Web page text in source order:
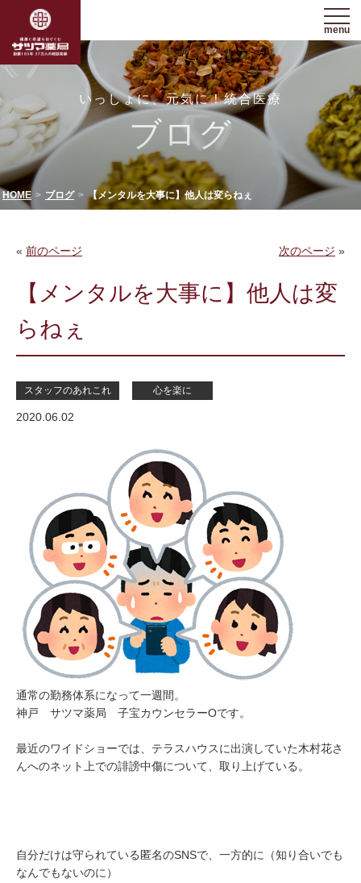
menu
いっしょに、元気に！統合医療
ブログ
HOME ブログ 【メンタルを大事に】他人は変らねぇ
« 前のページ 次のページ »
【メンタルを大事に】他人は変
らねぇ
スタッフのあれこれ 心を楽に
2020.06.02
通常の勤務体系になって一週間。
神戸 サツマ薬局 子宝カウンセラーOです。
最近のワイドショーでは、テラスハウスに出演していた木村花さ
んへのネット上での誹謗中傷について、取り上げている。
自分だけは守られている匿名のSNSで、一方的に（知り合いでも
なんでもないのに）